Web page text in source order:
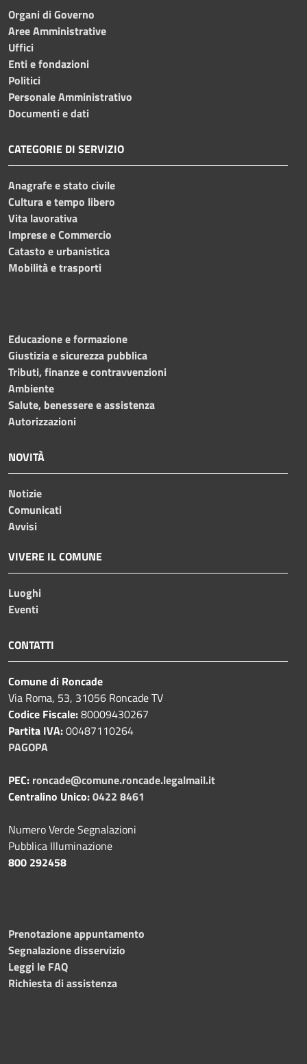
Organi di Governo
Aree Amministrative
Uffici
Enti e fondazioni
Politici
Personale Amministrativo
Documenti e dati
CATEGORIE DI SERVIZIO
Anagrafe e stato civile
Cultura e tempo libero
Vita lavorativa
Imprese e Commercio
Catasto e urbanistica
Mobilità e trasporti
Educazione e formazione
Giustizia e sicurezza pubblica
Tributi, finanze e contravvenzioni
Ambiente
Salute, benessere e assistenza
Autorizzazioni
NOVITÀ
Notizie
Comunicati
Avvisi
VIVERE IL COMUNE
Luoghi
Eventi
CONTATTI
Comune di Roncade
Via Roma, 53, 31056 Roncade TV
Codice Fiscale:80009430267
Partita IVA:00487110264
PAGOPA
PEC: roncade@comune.roncade.legalmail.it
Centralino Unico:0422 8461
Numero Verde Segnalazioni
Pubblica Illuminazione
800 292458
Prenotazione appuntamento
Segnalazione disservizio
Leggi le FAQ
Richiesta di assistenza